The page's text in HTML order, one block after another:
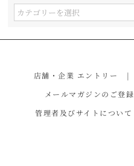
カ
店舗・企業 エントリー
メールマガジンのご登録
管理者及びサイトについて